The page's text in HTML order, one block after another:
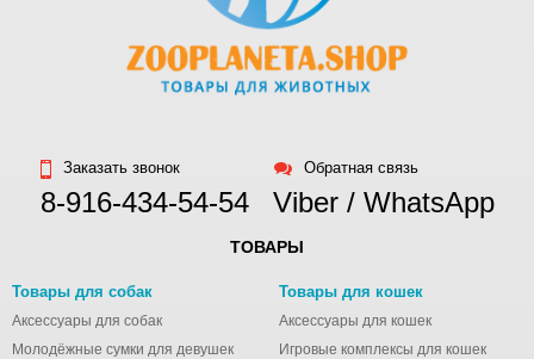
Заказать звонок
8-916-434-54-54
Обратная связь
Viber / WhatsApp
ТОВАРЫ
Товары для собак
Аксессуары для собак
Молодёжные сумки для девушек
Товары для кошек
Аксессуары для кошек
Игровые комплексы для кошек